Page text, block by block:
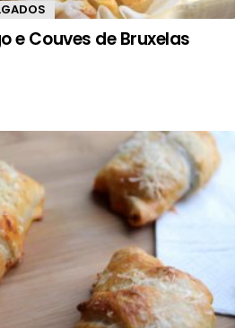
e Couves de Bruxelas